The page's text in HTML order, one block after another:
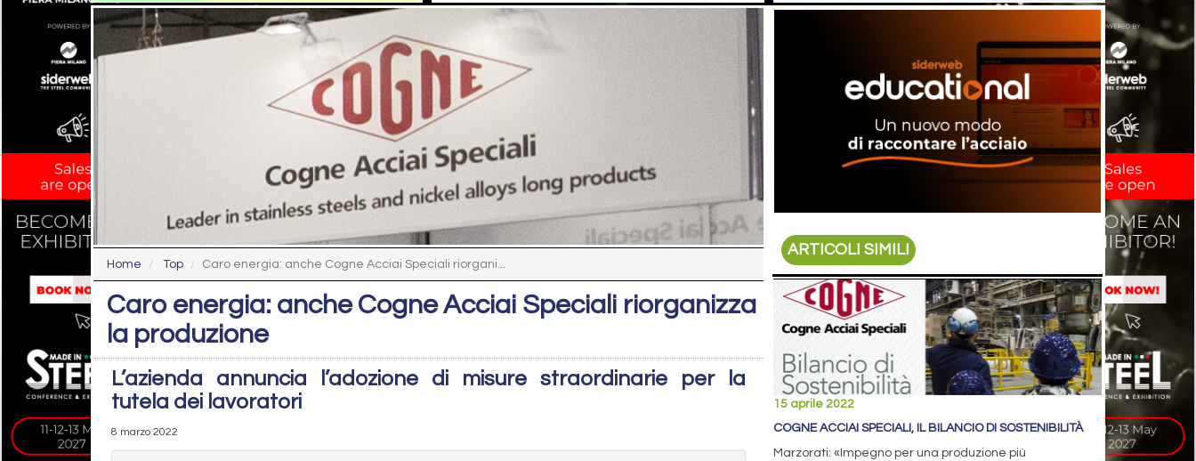
Home Top Caro energia: anche Cogne Acciai Speciali riorgani...
Caro energia: anche Cogne Acciai Speciali riorganizza
la produzione
L’azienda annuncia l’adozione di misure straordinarie per la
tutela dei lavoratori
8 marzo 2022
ARTICOLI SIMILI
15 aprile 2022
COGNE ACCIAI SPECIALI, IL BILANCIO DI SOSTENIBILITÀ
Marzorati: «Impegno per una produzione più